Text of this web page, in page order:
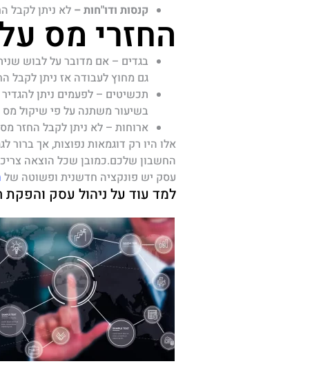
קנסות ודו"חות – לא ניתן לקבל
החזרי מס
גם מחוץ לעבודה אז ניתן לקבל
תכשיטים – לפעמים ניתן
בשיעור משתנה על פי שיקול
ארוחות – לא ניתן לקבל החזר
אלו היו רק דוגמאות נפוצות, אך
עסק יש פונקציה חדשנית ופשוטה של
למד עוד על ניהול עסק והפקת